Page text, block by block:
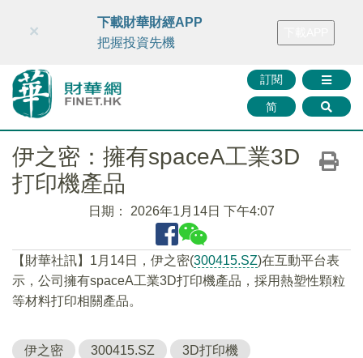
財華智庫網 FINTV FINMETA 財華證券 媒體矩陣
訂閱
简
×
下載財華財經APP
把握投資先機
伊之密：擁有spaceA工業3D
打印機產品
日期： 2026年1月14日 下午4:07
【財華社訊】1月14日，伊之密(300415.SZ)在互動平台表
示，公司擁有spaceA工業3D打印機產品，採用熱塑性顆粒
等材料打印相關產品。
伊之密 300415.SZ 3D打印機